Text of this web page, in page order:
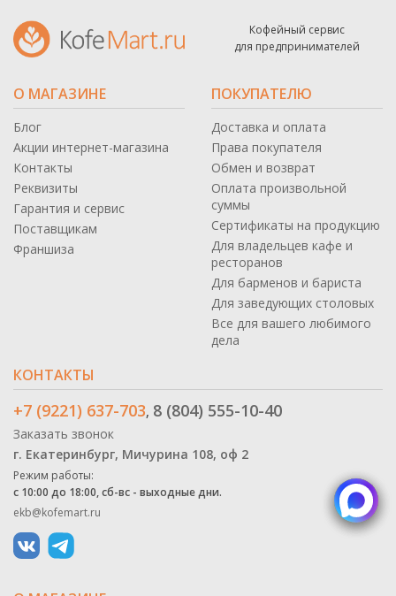
Кофейный сервис
для предпринимателей
О МАГАЗИНЕ
Блог
Акции интернет-магазина
Контакты
Реквизиты
Гарантия и сервис
Поставщикам
Франшиза
ПОКУПАТЕЛЮ
Доставка и оплата
Права покупателя
Обмен и возврат
Оплата произвольной
суммы
Сертификаты на продукцию
Для владельцев кафе и
ресторанов
Для барменов и бариста
Для заведующих столовых
Все для вашего любимого
дела
КОНТАКТЫ
+7 (9221) 637-703, 8 (804) 555-10-40
Заказать звонок
г. Екатеринбург, Мичурина 108, оф 2
Режим работы:
с 10:00 до 18:00, сб-вс - выходные дни.
ekb@kofemart.ru